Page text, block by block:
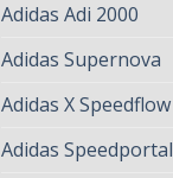
Adidas Adi 2000
Adidas Supernova
Adidas X Speedflow
Adidas Speedportal